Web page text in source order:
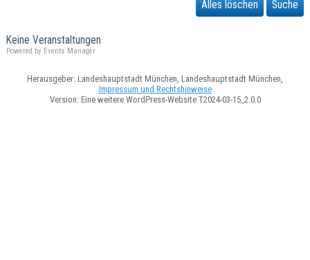
Alles löschen Suche
Keine Veranstaltungen
Powered by Events Manager
Herausgeber: Landeshauptstadt München, Landeshauptstadt München,
Impressum und Rechtshinweise
Version: Eine weitere WordPress-Website T2024-03-15_2.0.0